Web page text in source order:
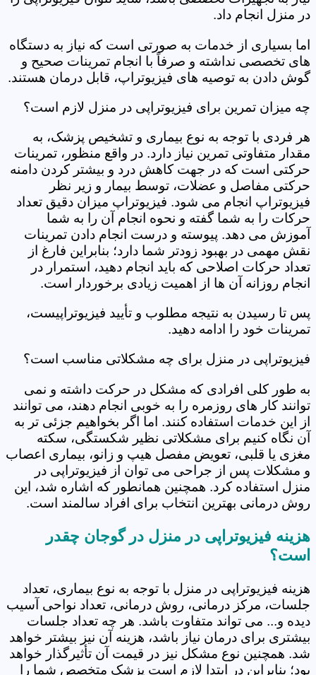
در منزل انجام داد.
اما بسیاری از خدمات به صورتی است که نیاز به دستگاه
های تخصصی نداشته و صرفاً با انجام تمرینات صحیح و
گوش دادن به توصیه های فیزیوتراپ، قابل درمان هستند.
چه میزان تمرین برای فیزیوتراپی در منزل لازم است؟
هر فردی با توجه به نوع بیماری و تشخیص پزشک، به
مقدار متفاوتی تمرین نیاز دارد. در واقع منظور، تمرینات
حرکتی است که در جهت کاهش درد و بیشتر کردن دامنه
حرکتی مفاصل و عضلات، توسط بیمار و زیر نظر
فیزیوتراپ انجام می شود. فیزیوتراپ میزان دقیق تعداد
حرکات را به شما گفته و نحوه انجام آن را به شما
آموزش می دهد. پیوسته و درست انجام دادن تمرینات
نقش مهمی در بهبود زودتر شما دارد؛ بنابراین فارغ از
تعداد حرکات اصلاحی که باید انجام دهید، استمرار در
انجام روزانه آن ها از اهمیت زیادی برخوردار است.
پس تا رسیدن به نتیجه مطلوب و تأیید فیزیوتراپیست،
تمرینات خود را ادامه دهید.
فیزیوتراپی در منزل برای چه مشکلاتی مناسب است؟
به طور کلی افرادی که مشکل در حرکت داشته و نمی
توانند کار های روزمره را به خوبی انجام دهند، می توانند
از این خدمات استفاده کنند. اما اگر بخواهیم جزئی تر به
آن نگاه کنیم برای مشکلاتی نظیر شکستگی، سکته
مغزی یا قلبی، تعویض مفصل هیپ و زانو، بیماری اعصاب
و مشکلات پس از جراحی می توان از فیزیوتراپی در
منزل استفاده کرد. همچنین همانطور که اشاره شد، این
روش درمانی بهترین انتخاب برای افراد سالمند است.
هزینه فیزیوتراپی در منزل در گوجان چقدر
است؟
هزینه فیزیوتراپی در منزل با توجه به نوع بیماری، تعداد
جلسات، مرکز درمانی، روش درمانی، تعداد نواحی آسیب
دیده و... می تواند متفاوت باشد. هر چه تعداد جلسات
بیشتری برای درمان نیاز باشد، هزینه آن نیز بیشتر خواهد
شد. همچنین نوع مشکل نیز در قیمت آن تأثیرگذار خواهد
بود؛ بنابراین در ابتدا لازم است پزشک متخصص شما را